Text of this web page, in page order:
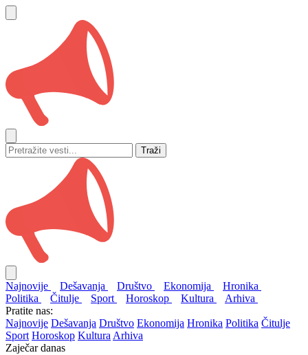
Traži
Najnovije Dešavanja Društvo Ekonomija
Hronika
Politika
Čitulje Sport Horoskop Kultura
Arhiva
Pratite nas:
Najnovije Dešavanja Društvo Ekonomija Hronika Politika Čitulje
Sport Horoskop Kultura Arhiva
Zaječar danas